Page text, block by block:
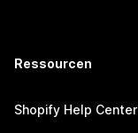
Ressourcen
Shopify Help Center